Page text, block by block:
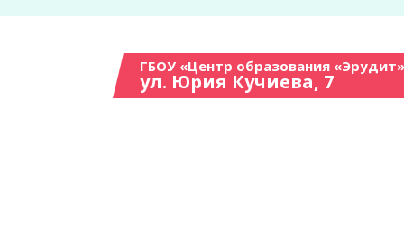
ГБОУ «Центр образования
ул. Юрия Кучиева, 7